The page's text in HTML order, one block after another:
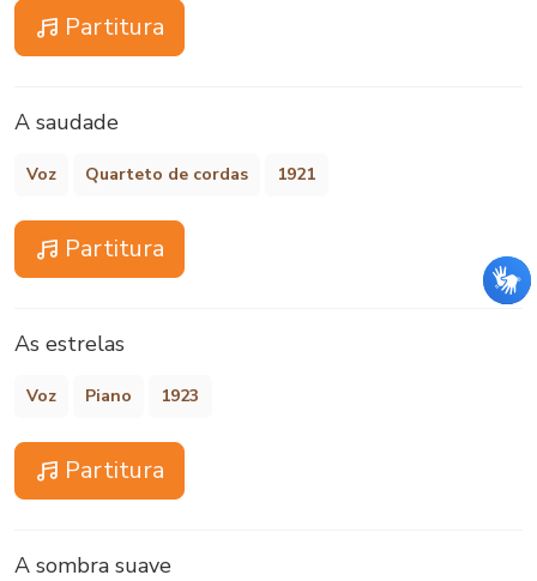
Partitura
A saudade
Voz Quarteto de cordas 1921
Partitura
As estrelas
Voz Piano 1923
Partitura
A sombra suave